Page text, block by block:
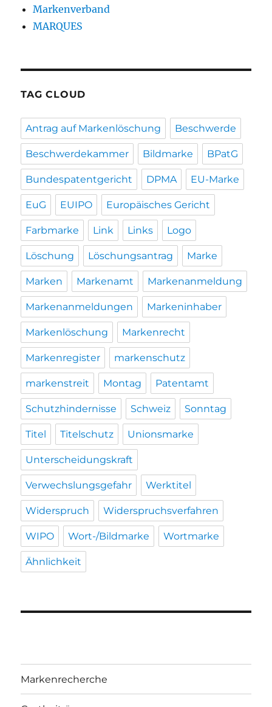
Markenverband
MARQUES
TAG CLOUD
Antrag auf Markenlöschung Beschwerde
Beschwerdekammer Bildmarke BPatG
Bundespatentgericht DPMA EU-Marke
EuG EUIPO Europäisches Gericht
Farbmarke Link Links Logo
Löschung Löschungsantrag Marke
Marken Markenamt Markenanmeldung
Markenanmeldungen Markeninhaber
Markenlöschung Markenrecht
Markenregister markenschutz
markenstreit Montag Patentamt
Schutzhindernisse Schweiz Sonntag
Titel Titelschutz Unionsmarke
Unterscheidungskraft
Verwechslungsgefahr Werktitel
Widerspruch Widerspruchsverfahren
WIPO Wort-/Bildmarke Wortmarke
Ähnlichkeit
Markenrecherche